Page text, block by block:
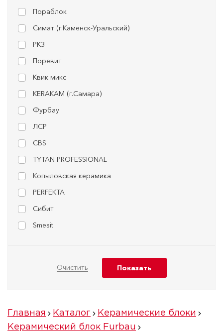
Пораблок
Симат (г.Каменск-Уральский)
РКЗ
Поревит
Квик микс
KERAKAM (г.Самара)
Фурбау
ЛСР
CBS
TYTAN PROFESSIONAL
Копыловская керамика
PERFEKTA
Сибит
Smesit
Главная Каталог
Керамические блоки
Керамический блок Furbau